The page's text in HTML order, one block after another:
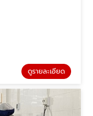
ดูรายละเอียด